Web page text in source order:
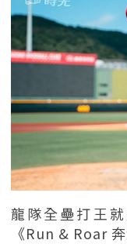
龍隊全壘打王
《Run & Roar 奔